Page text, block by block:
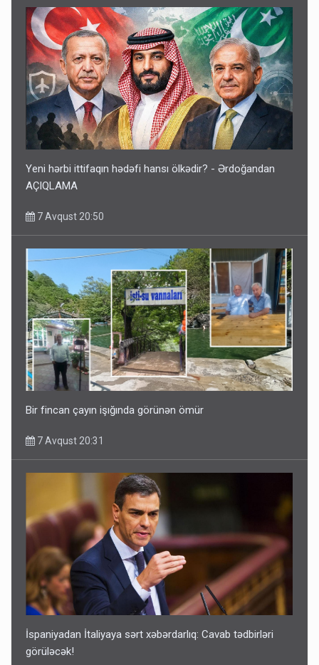
Yeni hərbi ittifaqın hədəfi hansı ölkədir? - Ərdoğandan
AÇIQLAMA
7 Avqust 20:50
Bir fincan çayın işığında görünən ömür
7 Avqust 20:31
İspaniyadan İtaliyaya sərt xəbərdarlıq: Cavab tədbirləri
görüləcək!